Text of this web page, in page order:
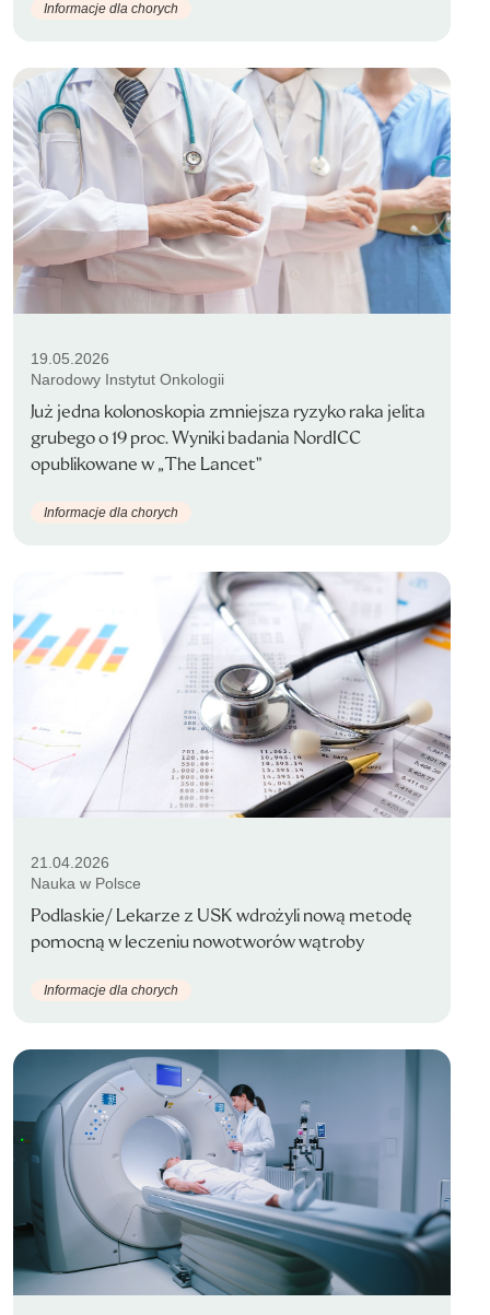
Informacje dla chorych
19.05.2026
Narodowy Instytut Onkologii
Już jedna kolonoskopia zmniejsza ryzyko raka jelita
grubego o 19 proc. Wyniki badania NordICC
opublikowane w „The Lancet”
Informacje dla chorych
21.04.2026
Nauka w Polsce
Podlaskie/ Lekarze z USK wdrożyli nową metodę
pomocną w leczeniu nowotworów wątroby
Informacje dla chorych